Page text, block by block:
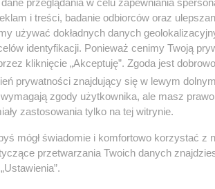
tam raczej nie ma.
organizowanych w szkołach?
było tak, że rodzice jeśli uznali, że
to szli do dyrektora szkoły. A
na przykład fundacji
i treści, badanie odbiorców oraz
używać dokładnych danych
identyfikacji. Ponieważ cenimy Twoją
kliknięcie „Akceptuję”. Zgoda jest
prywatności znajdujący się w lewym
zgody użytkownika, ale masz
zastosowania tylko na tej witrynie.
mógł świadomie i komfortowo korzystać z
przetwarzania Twoich danych